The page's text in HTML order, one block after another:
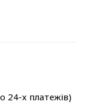
24-х платежів)